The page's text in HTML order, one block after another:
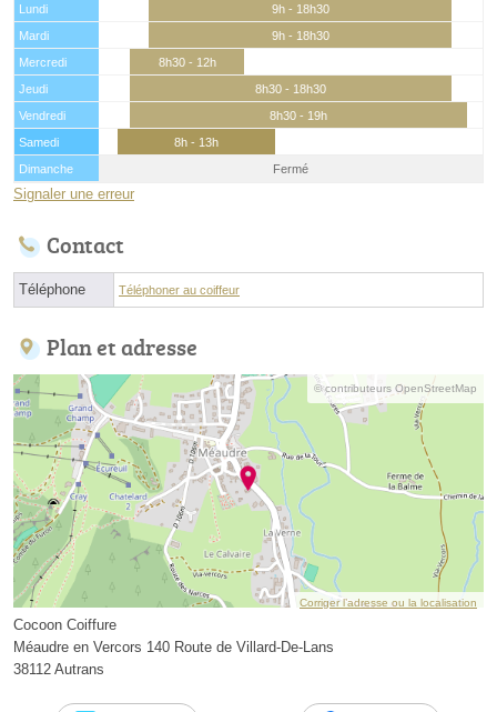
Lundi
9h - 18h30
Mardi
9h - 18h30
Mercredi
8h30 - 12h
Jeudi
8h30 - 18h30
Vendredi
8h30 - 19h
Samedi
8h - 13h
Dimanche
Fermé
Signaler une erreur
Contact
Téléphone Téléphoner au coiffeur
Plan et adresse
© contributeurs OpenStreetMap
Corriger l’adresse ou la localisation
Cocoon Coiffure
Méaudre en Vercors 140 Route de Villard-De-Lans
38112 Autrans